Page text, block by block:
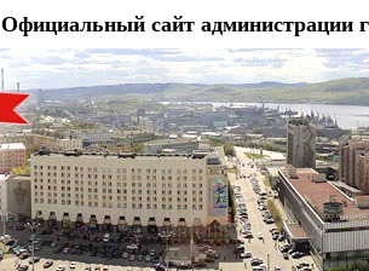
Официальный сайт администрации